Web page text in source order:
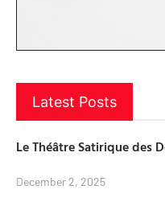
Latest Posts
Le Théâtre Satirique des
December 2, 2025